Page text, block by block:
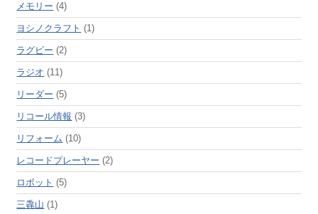
メモリー (4)
ヨシノクラフト (1)
ラグビー (2)
ラジオ (11)
リーダー (5)
リコール情報 (3)
リフォーム (10)
レコードプレーヤー (2)
ロボット (5)
三毳山 (1)